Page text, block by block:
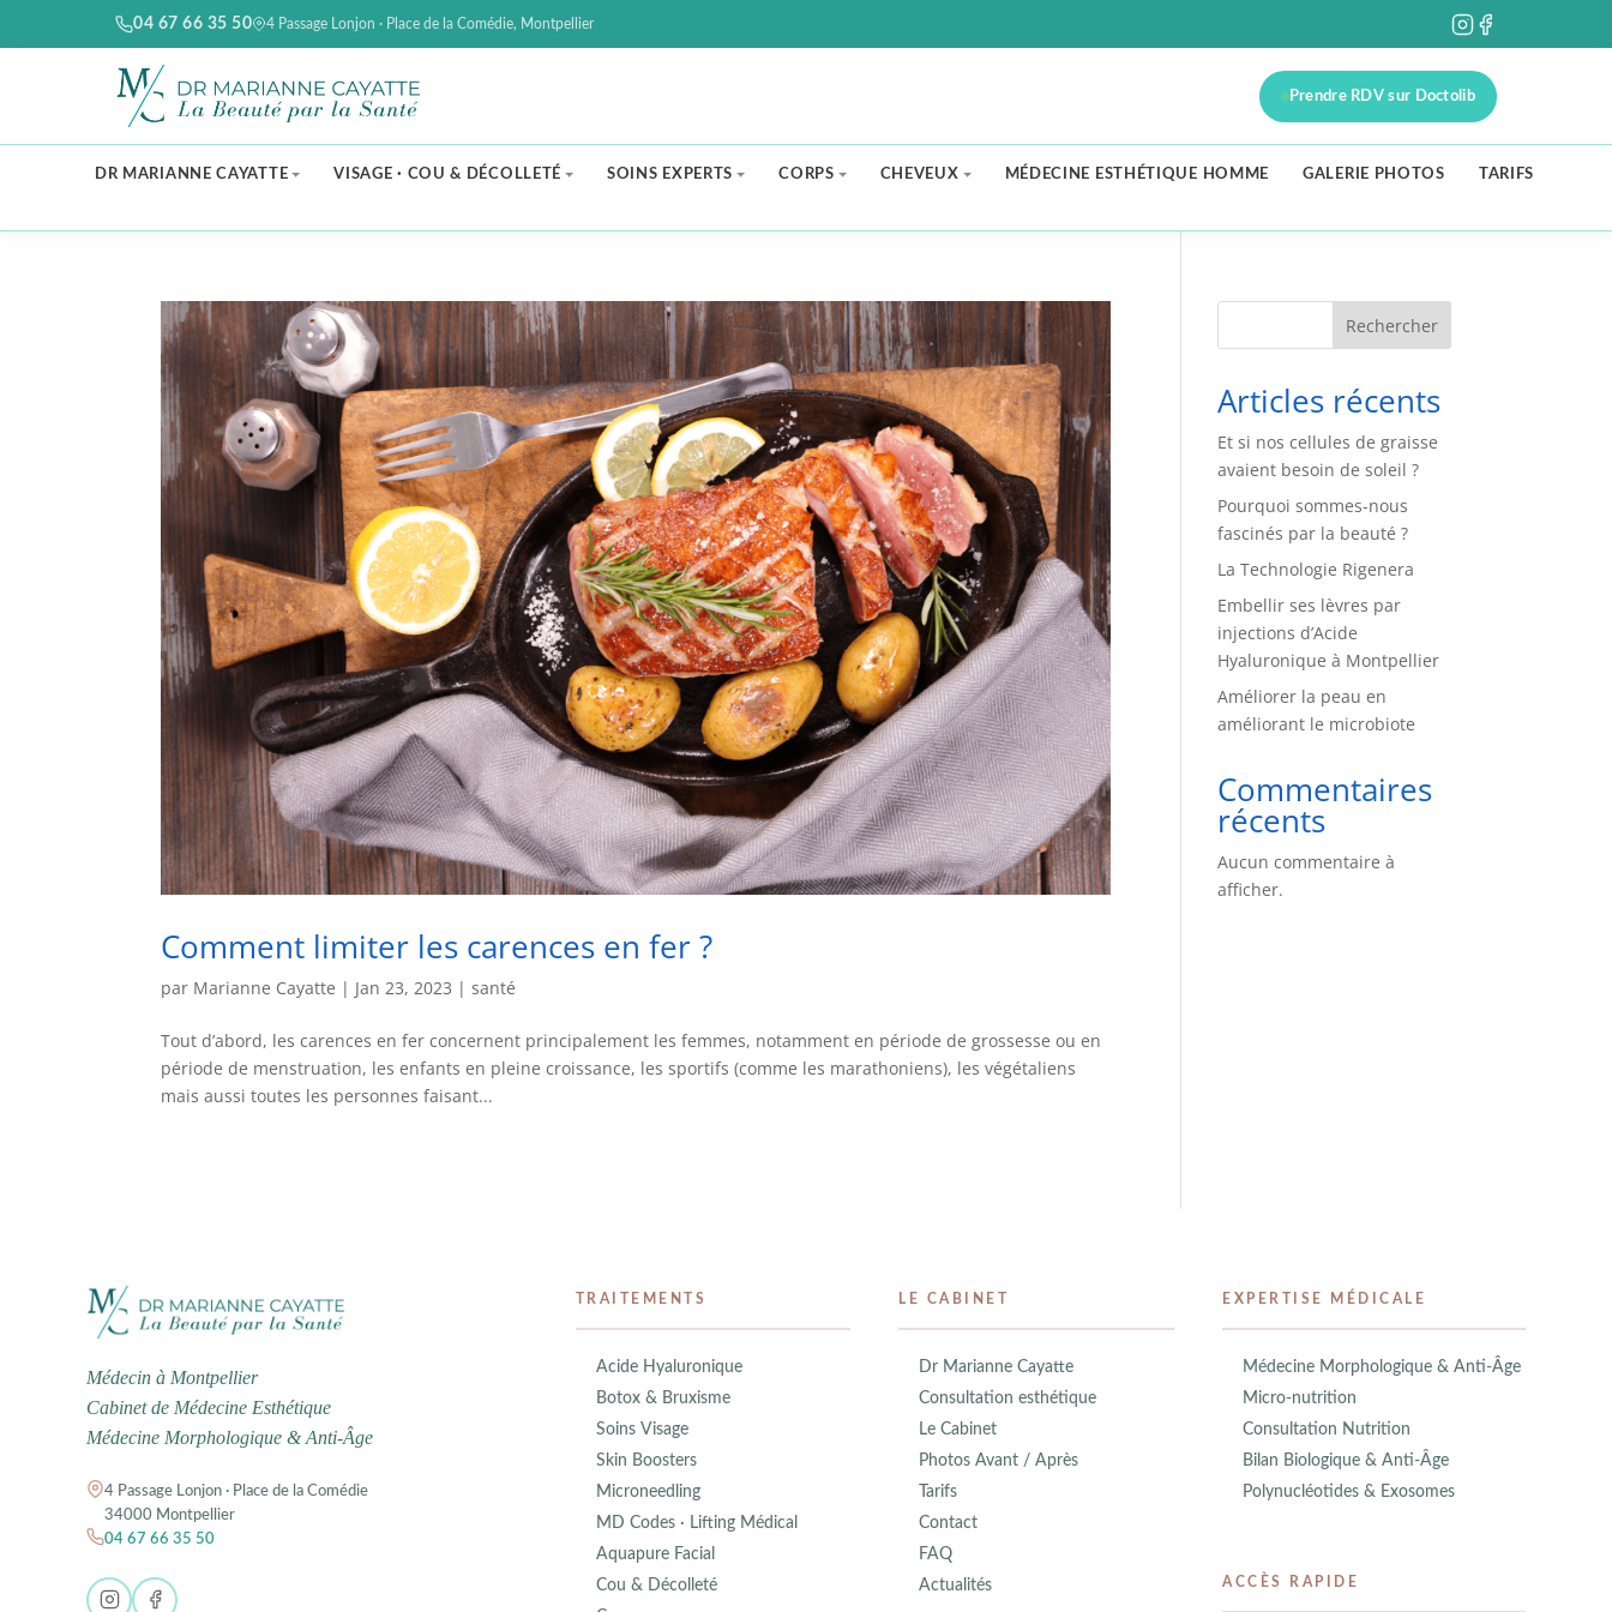
04 67 66 35 50 4 Passage Lonjon · Place de la Comédie, Montpellier
Prendre RDV sur Doctolib
DR MARIANNE CAYATTE VISAGE · COU & DÉCOLLETÉ SOINS EXPERTS CORPS CHEVEUX MÉDECINE ESTHÉTIQUE HOMME GALERIE PHOTOS TARIFS
Comment limiter les carences en fer ?
par Marianne Cayatte | Jan 23, 2023 |santé
Tout d’abord, les carences en fer concernent principalement les femmes, notamment en période de grossesse ou en
période de menstruation, les enfants en pleine croissance, les sportifs (comme les marathoniens), les végétaliens
mais aussi toutes les personnes faisant...
Rechercher
Articles récents
Et si nos cellules de graisse
avaient besoin de soleil ?
Pourquoi sommes-nous
fascinés par la beauté ?
La Technologie Rigenera
Embellir ses lèvres par
injections d’Acide
Hyaluronique à Montpellier
Améliorer la peau en
améliorant le microbiote
Commentaires
récents
Aucun commentaire à
afficher.
Médecin à Montpellier
Cabinet de Médecine Esthétique
Médecine Morphologique & Anti-Âge
4 Passage Lonjon · Place de la Comédie
34000 Montpellier
04 67 66 35 50
TRAITEMENTS
Acide Hyaluronique
Botox & Bruxisme
Soins Visage
Skin Boosters
Microneedling
MD Codes · Lifting Médical
Aquapure Facial
Cou & Décolleté
LE CABINET
Dr Marianne Cayatte
Consultation esthétique
Le Cabinet
Photos Avant / Après
Tarifs
Contact
FAQ
Actualités
EXPERTISE MÉDICALE
Médecine Morphologique & Anti-Âge
Micro-nutrition
Consultation Nutrition
Bilan Biologique & Anti-Âge
Polynucléotides & Exosomes
ACCÈS RAPIDE